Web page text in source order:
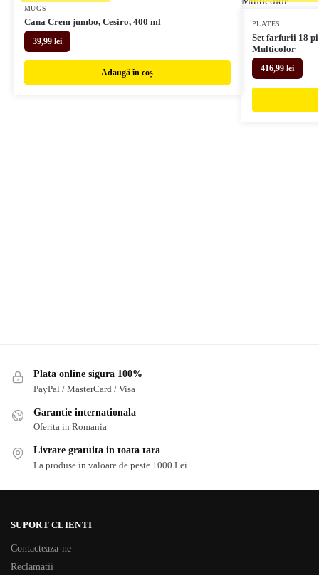
MUGS
Cana Crem jumbo, Cesiro, 400 ml
39,99 lei
Adaugă în coș
PLATES
Set farfurii 18
Multicolor
416,99 lei
Plata online sigura 100%
PayPal / MasterCard / Visa
Garantie internationala
Oferita in Romania
Livrare gratuita in toata tara
La produse in valoare de peste 1000 Lei
SUPORT CLIENTI
Contacteaza-ne
Reclamatii